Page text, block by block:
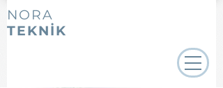
NORA
TEKNİK